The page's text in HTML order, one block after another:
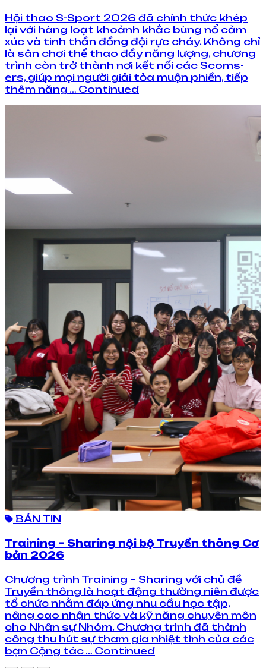
Hội thao S-Sport 2026 đã chính thức khép
lại với hàng loạt khoảnh khắc bùng nổ cảm
xúc và tinh thần đồng đội rực cháy. Không chỉ
là sân chơi thể thao đầy năng lượng, chương
trình còn trở thành nơi kết nối các Scoms-
ers, giúp mọi người giải tỏa muộn phiền, tiếp
thêm năng … Continued
BẢN TIN
Training – Sharing nội bộ Truyền thông Cơ
bản 2026
Chương trình Training – Sharing với chủ đề
Truyền thông là hoạt động thường niên được
tổ chức nhằm đáp ứng nhu cầu học tập,
nâng cao nhận thức và kỹ năng chuyên môn
cho Nhân sự Nhóm. Chương trình đã thành
công thu hút sự tham gia nhiệt tình của các
bạn Cộng tác … Continued